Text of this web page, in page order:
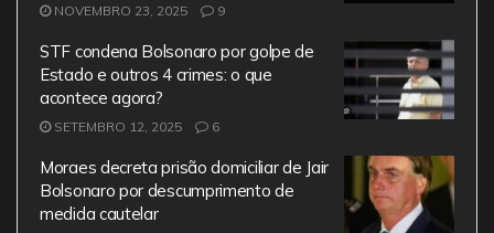
NOVEMBRO 23, 2025 9
STF condena Bolsonaro por golpe de
Estado e outros 4 crimes: o que
acontece agora?
SETEMBRO 12, 2025 6
Moraes decreta prisão domiciliar de Jair
Bolsonaro por descumprimento de
medida cautelar